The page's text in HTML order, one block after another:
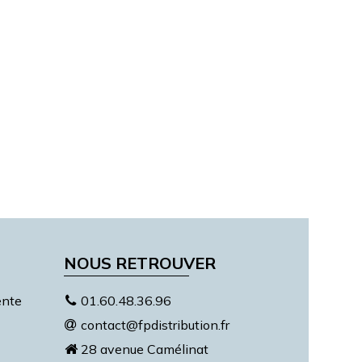
NOUS RETROUVER
01.60.48.36.96
contact@fpdistribution.fr
28 avenue Camélinat